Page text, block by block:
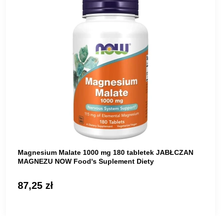
Magnesium Malate 1000 mg 180 tabletek JABŁCZAN
MAGNEZU NOW Food's Suplement Diety
87,25 zł